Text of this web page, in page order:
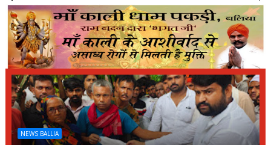
NEWS BALLIA